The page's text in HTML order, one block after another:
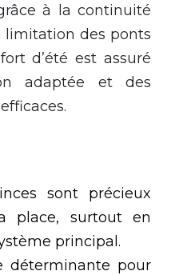
à la continuité
limitation des ponts
d’été est assuré
adaptée et des
sont précieux
place, surtout en
principal.
déterminante pour